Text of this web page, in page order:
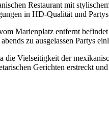
Restaurant mit
in HD-Qualität und
Marienplatz entfernt
zu ausgelassen Partys
die Vielseitigkeit der
Gerichten erstreckt